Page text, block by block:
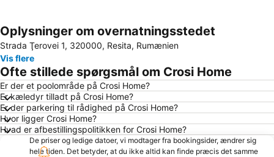
Udvid kort
Oplysninger om overnatningsstedet
Strada Ţerovei 1, 320000, Resita, Rumænien
Vis flere
Ofte stillede spørgsmål om Crosi Home
Er der et poolområde på Crosi Home?
Er kæledyr tilladt på Crosi Home?
Er der parkering til rådighed på Crosi Home?
Hvor ligger Crosi Home?
Hvad er afbestillingspolitikken for Crosi Home?
De priser og ledige datoer, vi modtager fra bookingsider, ændrer sig
hele tiden. Det betyder, at du ikke altid kan finde præcis det samme